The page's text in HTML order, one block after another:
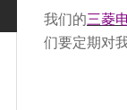
我们的三菱
们要定期对